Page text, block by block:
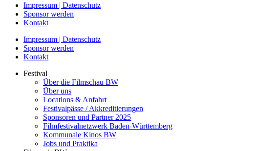
Impressum | Datenschutz
Sponsor werden
Kontakt
Impressum | Datenschutz
Sponsor werden
Kontakt
Festival
Über die Filmschau BW
Über uns
Locations & Anfahrt
Festivalpässe / Akkreditierungen
Sponsoren und Partner 2025
Filmfestivalnetzwerk ­Baden-Württemberg
Kommunale Kinos BW
Jobs und Praktika